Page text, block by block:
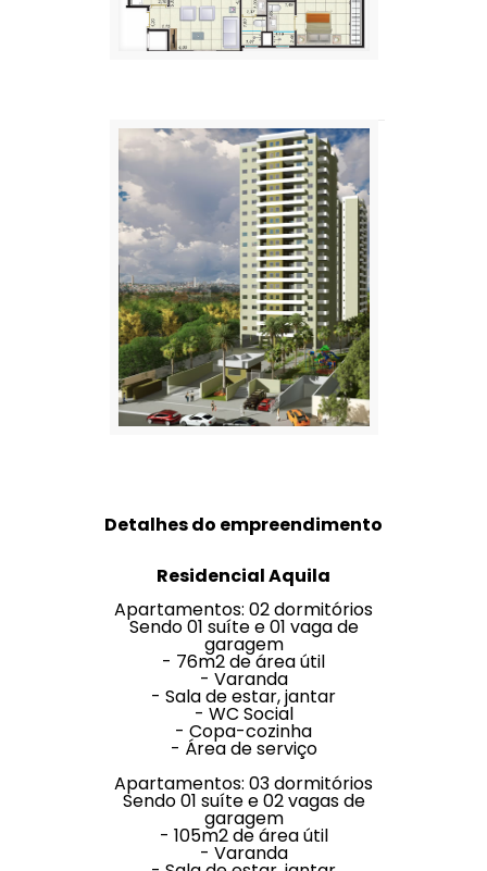
Detalhes do empreendimento
Residencial Aquila
Apartamentos: 02 dormitórios
Sendo 01 suíte e 01 vaga de
garagem
- 76m2 de área útil
- Varanda
- Sala de estar, jantar
- WC Social
- Copa-cozinha
- Área de serviço
Apartamentos: 03 dormitórios
Sendo 01 suíte e 02 vagas de
garagem
- 105m2 de área útil
- Varanda